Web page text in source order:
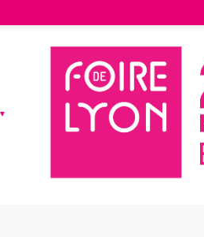
visage